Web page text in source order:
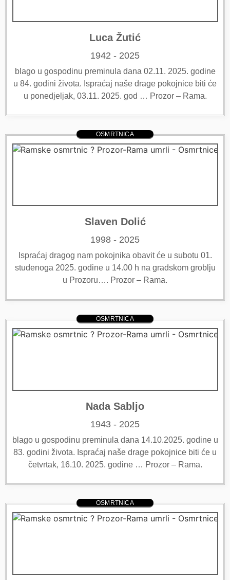
Luca Žutić
1942 - 2025
blago u gospodinu preminula dana 02.11. 2025. godine
u 84. godini života. Ispraćaj naše drage pokojnice biti će
u ponedjeljak, 03.11. 2025. god … Prozor – Rama.
OSMRTNICA
Slaven Dolić
1998 - 2025
Ispraćaj dragog nam pokojnika obavit će u subotu 01.
studenoga 2025. godine u 14.00 h na gradskom groblju
u Prozoru…. Prozor – Rama.
OSMRTNICA
Nada Sabljo
1943 - 2025
blago u gospodinu preminula dana 14.10.2025. godine u
83. godini života. Ispraćaj naše drage pokojnice biti će u
četvrtak, 16.10. 2025. godine … Prozor – Rama.
OSMRTNICA